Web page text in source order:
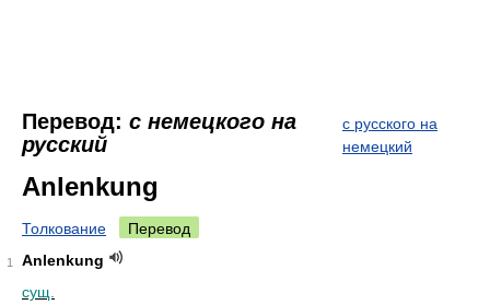
Перевод: с немецкого на
русский
с русского на
немецкий
Anlenkung
Толкование Перевод
1
Anlenkung
сущ.